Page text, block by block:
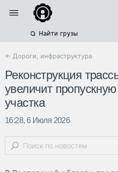
Найти грузы
← Дороги, инфраструктура
Реконструкция
увеличит
участка
16:28, 6 Июля 2026